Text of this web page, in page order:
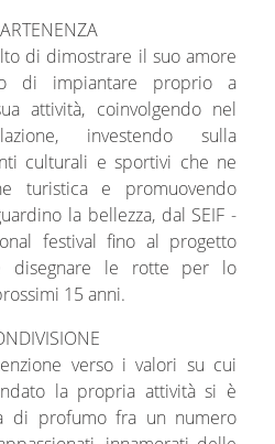
di dimostrare il suo amore
di impiantare proprio a
attività, coinvolgendo nel
investendo sulla
culturali e sportivi che ne
turistica e promuovendo
la bellezza, dal SEIF -
festival fino al progetto
disegnare le rotte per lo
15 anni.
verso i valori su cui
la propria attività si è
di profumo fra un numero